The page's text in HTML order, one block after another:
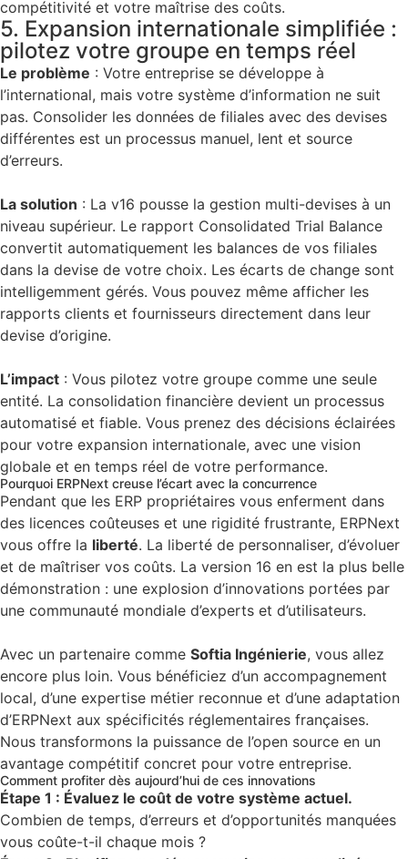
compétitivité et votre maîtrise des coûts.
5. Expansion internationale simplifiée :
pilotez votre groupe en temps réel
Le problème : Votre entreprise se développe à
l’international, mais votre système d’information ne suit
pas. Consolider les données de filiales avec des devises
différentes est un processus manuel, lent et source
d’erreurs.
La solution : La v16 pousse la gestion multi-devises à un
niveau supérieur. Le rapport Consolidated Trial Balance
convertit automatiquement les balances de vos filiales
dans la devise de votre choix. Les écarts de change sont
intelligemment gérés. Vous pouvez même afficher les
rapports clients et fournisseurs directement dans leur
devise d’origine.
L’impact : Vous pilotez votre groupe comme une seule
entité. La consolidation financière devient un processus
automatisé et fiable. Vous prenez des décisions éclairées
pour votre expansion internationale, avec une vision
globale et en temps réel de votre performance.
Pourquoi ERPNext creuse l’écart avec la concurrence
Pendant que les ERP propriétaires vous enferment dans
des licences coûteuses et une rigidité frustrante, ERPNext
vous offre la liberté. La liberté de personnaliser, d’évoluer
et de maîtriser vos coûts. La version 16 en est la plus belle
démonstration : une explosion d’innovations portées par
une communauté mondiale d’experts et d’utilisateurs.
Avec un partenaire comme Softia Ingénierie, vous allez
encore plus loin. Vous bénéficiez d’un accompagnement
local, d’une expertise métier reconnue et d’une adaptation
d’ERPNext aux spécificités réglementaires françaises.
Nous transformons la puissance de l’open source en un
avantage compétitif concret pour votre entreprise.
Comment profiter dès aujourd’hui de ces innovations
Étape 1 : Évaluez le coût de votre système actuel.
Combien de temps, d’erreurs et d’opportunités manquées
vous coûte-t-il chaque mois ?